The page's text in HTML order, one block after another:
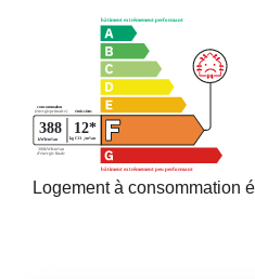
Logement à consommation